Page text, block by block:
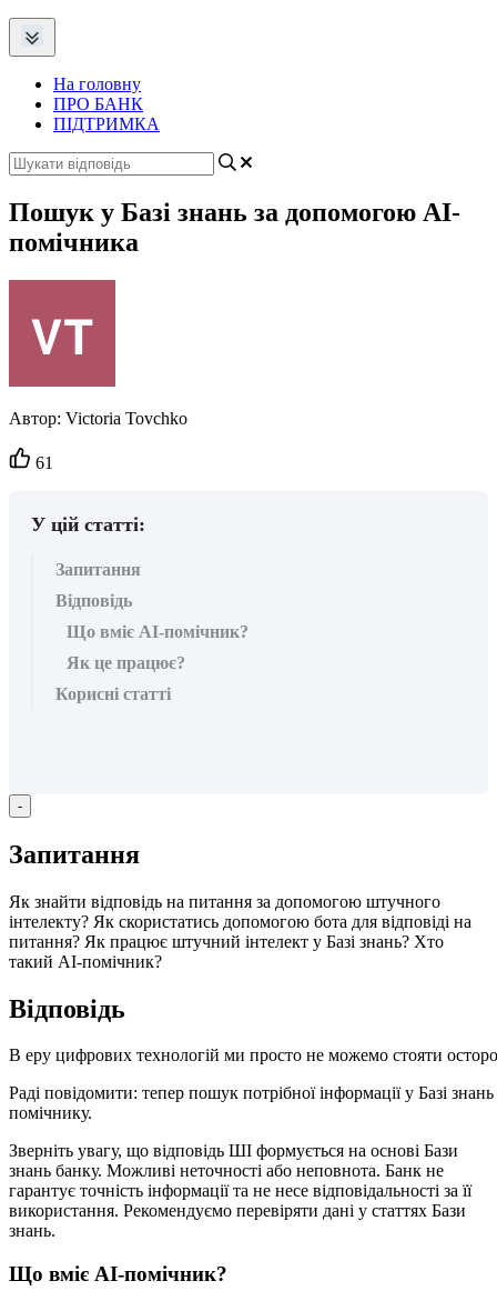
На головну
ПРО БАНК
ПІДТРИМКА
Пошук у Базі знань за допомогою АІ-
помічника
Автор: Victoria Tovchko
Кількість
вподобайок:
61
У цій статті:
Запитання
Відповідь
Що вміє АІ-помічник?
Як це працює?
Корисні статті
-
Запитання
Як знайти відповідь на питання за допомогою штучного
інтелекту? Як скористатись допомогою бота для відповіді на
питання? Як працює штучний інтелект у Базі знань? Хто
такий АІ-помічник?
Відповідь
В еру цифрових технологій ми просто не можемо стояти осторо
Раді повідомити: тепер пошук потрібної інформації у Базі знань
помічнику.
Зверніть увагу, що відповідь ШІ формується на основі Бази
знань банку. Можливі неточності або неповнота. Банк не
гарантує точність інформації та не несе відповідальності за її
використання. Рекомендуємо перевіряти дані у статтях Бази
знань.
Що вміє АІ-помічник?